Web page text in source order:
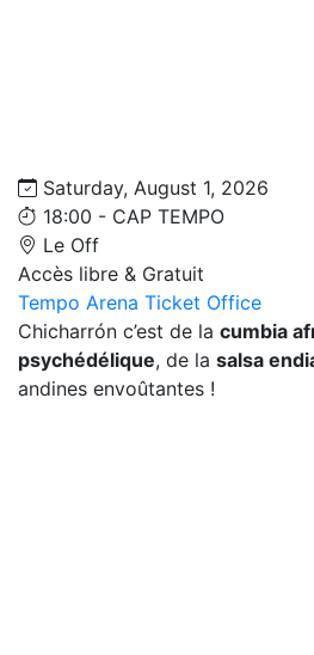
Saturday, August 1, 2026
18:00 - CAP TEMPO
Le Off
Accès libre & Gratuit
Tempo Arena Ticket Office
Chicharrón c’est de la cumbia
psychédélique, de la salsa
andines envoûtantes !